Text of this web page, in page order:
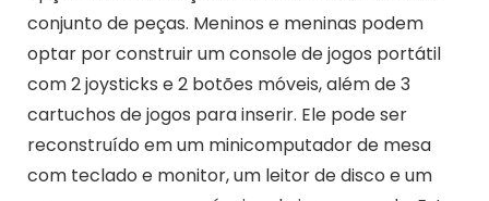
conjunto de peças. Meninos e meninas podem
optar por construir um console de jogos portátil
com 2 joysticks e 2 botões móveis, além de 3
cartuchos de jogos para inserir. Ele pode ser
reconstruído em um minicomputador de mesa
com teclado e monitor, um leitor de disco e um